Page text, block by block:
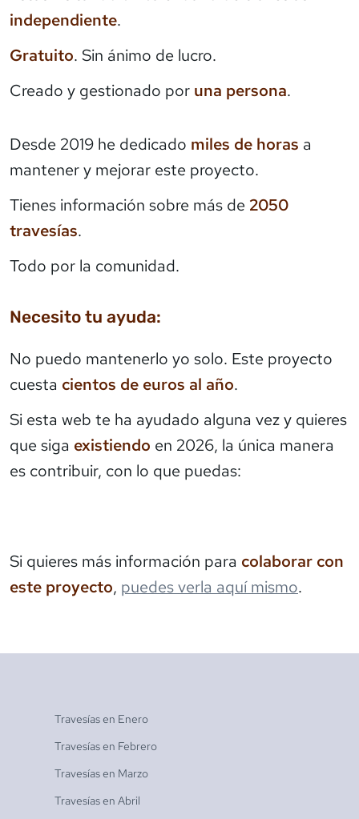
independiente.
Gratuito. Sin ánimo de lucro.
Creado y gestionado por una persona.
Desde 2019 he dedicado miles de horas a
mantener y mejorar este proyecto.
Tienes información sobre más de 2050
travesías.
Todo por la comunidad.
Necesito tu ayuda:
No puedo mantenerlo yo solo. Este proyecto
cuesta cientos de euros al año.
Si esta web te ha ayudado alguna vez y quieres
que siga existiendo en 2026, la única manera
es contribuir, con lo que puedas:
Si quieres más información para colaborar con
este proyecto, puedes verla aquí mismo.
Travesías en Enero
Travesías en Febrero
Travesías en Marzo
Travesías en Abril